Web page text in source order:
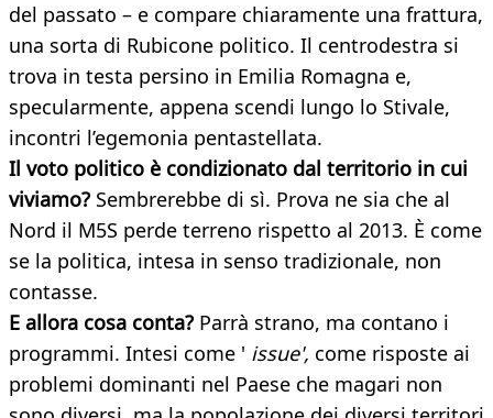
del passato – e compare chiaramente una frattura,
una sorta di Rubicone politico. Il centrodestra si
trova in testa persino in Emilia Romagna e,
specularmente, appena scendi lungo lo Stivale,
incontri l’egemonia pentastellata.
Il voto politico è condizionato dal territorio in cui
viviamo? Sembrerebbe di sì. Prova ne sia che al
Nord il M5S perde terreno rispetto al 2013. È come
se la politica, intesa in senso tradizionale, non
contasse.
E allora cosa conta? Parrà strano, ma contano i
programmi. Intesi come ' issue', come risposte ai
problemi dominanti nel Paese che magari non